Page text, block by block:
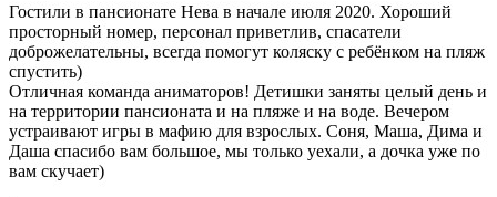
Гостили в пансионате Нева в начале июля 2020. Хороший
просторный номер, персонал приветлив, спасатели
доброжелательны, всегда помогут коляску с ребёнком на пляж
спустить)
Отличная команда аниматоров! Детишки заняты целый день и
на территории пансионата и на пляже и на воде. Вечером
устраивают игры в мафию для взрослых. Соня, Маша, Дима и
Даша спасибо вам большое, мы только уехали, а дочка уже по
вам скучает)